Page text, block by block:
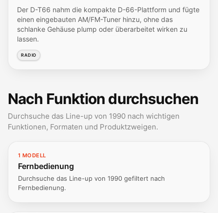
Der D-T66 nahm die kompakte D-66-Plattform und fügte
einen eingebauten AM/FM-Tuner hinzu, ohne das
schlanke Gehäuse plump oder überarbeitet wirken zu
lassen.
RADIO
Nach Funktion durchsuchen
Durchsuche das Line-up von 1990 nach wichtigen
Funktionen, Formaten und Produktzweigen.
1 MODELL
Fernbedienung
Durchsuche das Line-up von 1990 gefiltert nach
Fernbedienung.